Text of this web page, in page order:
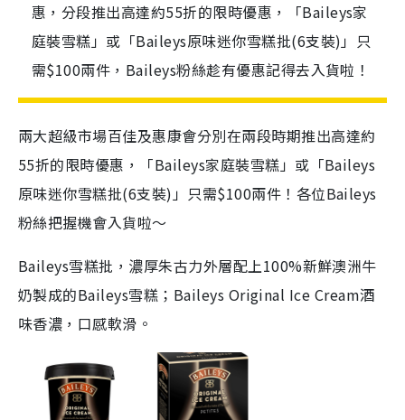
惠，分段推出高達約55折的限時優惠，「Baileys家
庭裝雪糕」或「Baileys原味迷你雪糕批(6支裝)」只
需$100兩件，Baileys粉絲趁有優惠記得去入貨啦！
兩大超級市場百佳及惠康會分別在兩段時期推出高達約
55折的限時優惠，「Baileys家庭裝雪糕」或「Baileys
原味迷你雪糕批(6支裝)」只需$100兩件！各位Baileys
粉絲把握機會入貨啦～
Baileys雪糕批，濃厚朱古力外層配上100%新鮮澳洲牛
奶製成的Baileys雪糕；Baileys Original Ice Cream酒
味香濃，口感軟滑。